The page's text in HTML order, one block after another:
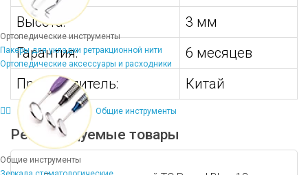
Ортопедические инструменты
Пакеры для укладки ретракционной нити
Ортопедические аксессуары и расходники
Общие инструменты
Общие инструменты
Высота:
3 мм
Гарантия:
6 месяцев
Производитель:
Китай
Рекомендуемые товары